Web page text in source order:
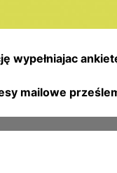
wypełniajac
mailowe